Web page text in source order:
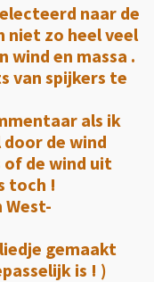
naar de
niet zo heel veel
wind en massa .
van spijkers te
als ik
de wind
de wind uit
toch !
West-
gemaakt
is ! )